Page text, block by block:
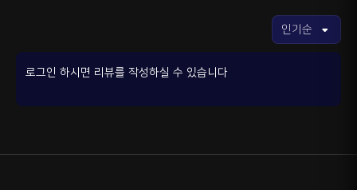
로그인 하시면 리뷰를 작성하실 수 있습니다